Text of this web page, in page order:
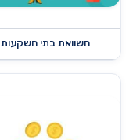
השוואת בתי השקעות